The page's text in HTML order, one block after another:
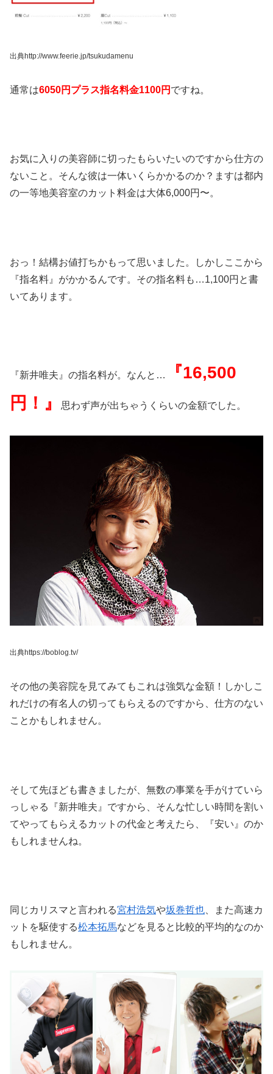
出典http://www.feerie.jp/tsukudamenu
通常は6050円プラス指名料金1100円 ですね。
お気に入りの美容師に切ったもらいたいのですから仕方の
ないこと。そんな彼は一体いくらかかるのか？ますは都内
の一等地美容室のカット料金は大体6,000円〜。
おっ！結構お値打ちかもって思いました。しかしここから
『指名料』がかかるんです。その指名料も…1,100円と書
いてあります。
『新井唯夫』の指名料が。なんと…
『16,500
円！』
思わず声が出ちゃうくらいの金額でした。
出典https://boblog.tv/
その他の美容院を見てみてもこれは強気な金額！しかしこ
れだけの有名人の切ってもらえるのですから、仕方のない
ことかもしれません。
そして先ほども書きましたが、無数の事業を手がけていら
っしゃる『新井唯夫』ですから、そんな忙しい時間を割い
てやってもらえるカットの代金と考えたら、『安い』のか
もしれませんね。
同じカリスマと言われる宮村浩気や坂巻哲也 、また高速カ
ットを駆使する松本拓馬などを見ると比較的平均的なのか
もしれません。